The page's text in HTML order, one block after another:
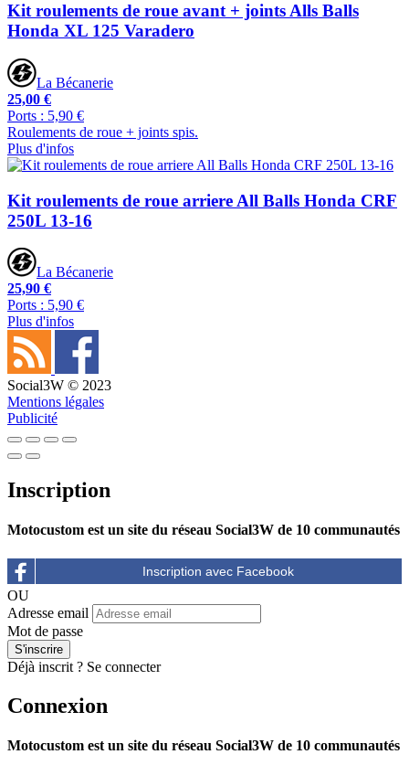
Kit roulements de roue avant + joints Alls Balls
Honda XL 125 Varadero
La Bécanerie
25,00 €
Ports : 5,90 €
Roulements de roue + joints spis.
Plus d'infos
Kit roulements de roue arriere All Balls Honda CRF
250L 13-16
La Bécanerie
25,90 €
Ports : 5,90 €
Plus d'infos
Social3W © 2023
Mentions légales
Publicité
Inscription
Motocustom est un site du réseau Social3W de 10 communautés
OU
Adresse email
Mot de passe
Déjà inscrit ? Se connecter
Connexion
Motocustom est un site du réseau Social3W de 10 communautés